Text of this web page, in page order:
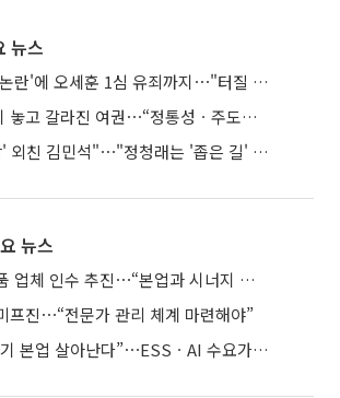
뉴스
국민의힘 '멱살 논란'에 오세훈 1심 유죄까지⋯"터질 게 터졌다"
보완수사권 폐지 놓고 갈라진 여권⋯“정통성ㆍ주도권 싸움”
"광주에서 '확장' 외친 김민석"⋯"정청래는 '좁은 길' 선택"
뉴스
에코프로, 화장품 업체 인수 추진⋯“본업과 시너지 부족”
프진⋯“전문가 관리 체계 마련해야”
“삼성SDI, 하반기 본업 살아난다”⋯ESSㆍAI 수요가 견인